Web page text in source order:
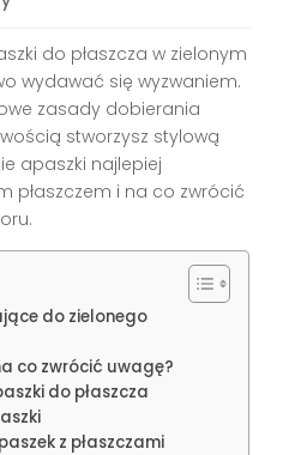
do płaszcza w zielonym
wydawać się wyzwaniem.
zasady dobierania
stworzysz stylową
apaszki najlepiej
płaszczem i na co zwrócić
do zielonego
co zwrócić uwagę?
do płaszcza
z płaszczami